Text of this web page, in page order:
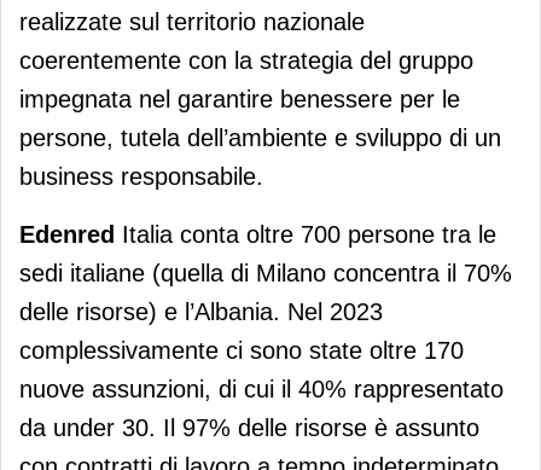
realizzate sul territorio nazionale
coerentemente con la strategia del gruppo
impegnata nel garantire benessere per le
persone, tutela dell’ambiente e sviluppo di un
business responsabile.
Edenred Italia conta oltre 700 persone tra le
sedi italiane (quella di Milano concentra il 70%
delle risorse) e l’Albania. Nel 2023
complessivamente ci sono state oltre 170
nuove assunzioni, di cui il 40% rappresentato
da under 30. Il 97% delle risorse è assunto